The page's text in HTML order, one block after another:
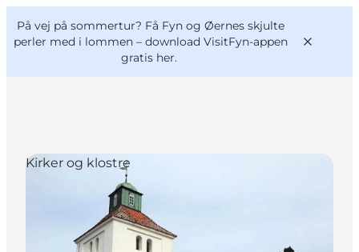
På vej på sommertur? Få Fyn og Øernes skjulte
perler med i lommen – download VisitFyn-appen
gratis her.
Oplevelser
Mad og drikke
Overnatning
VisitFyn
Deutsch
Kirker og klostre